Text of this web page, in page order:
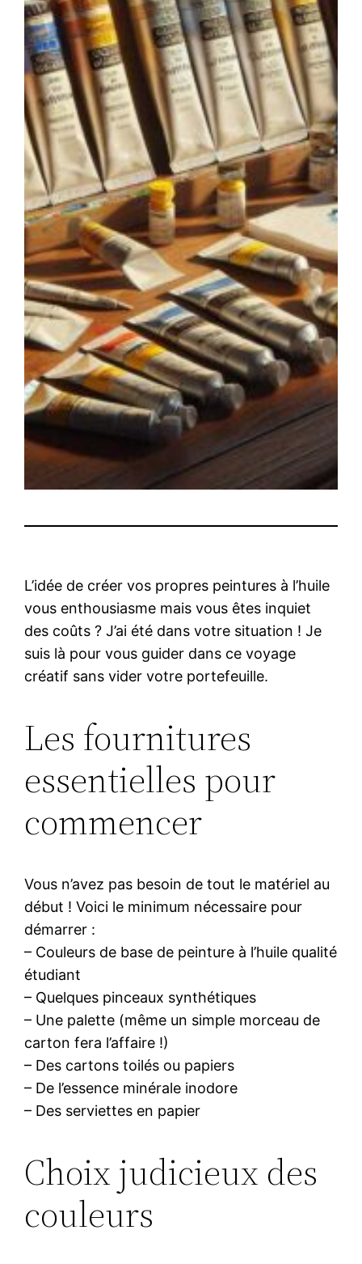
L’idée de créer vos propres peintures à l’huile
vous enthousiasme mais vous êtes inquiet
des coûts ? J’ai été dans votre situation ! Je
suis là pour vous guider dans ce voyage
créatif sans vider votre portefeuille.
Les fournitures
essentielles pour
commencer
Vous n’avez pas besoin de tout le matériel au
début ! Voici le minimum nécessaire pour
démarrer :
– Couleurs de base de peinture à l’huile qualité
étudiant
– Quelques pinceaux synthétiques
– Une palette (même un simple morceau de
carton fera l’affaire !)
– Des cartons toilés ou papiers
– De l’essence minérale inodore
– Des serviettes en papier
Choix judicieux des
couleurs